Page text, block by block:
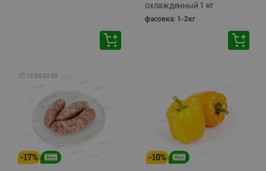
охлажденный 1 кг
фасовка: 1-2кг
🕘 12:00-20:00
-17% -10%